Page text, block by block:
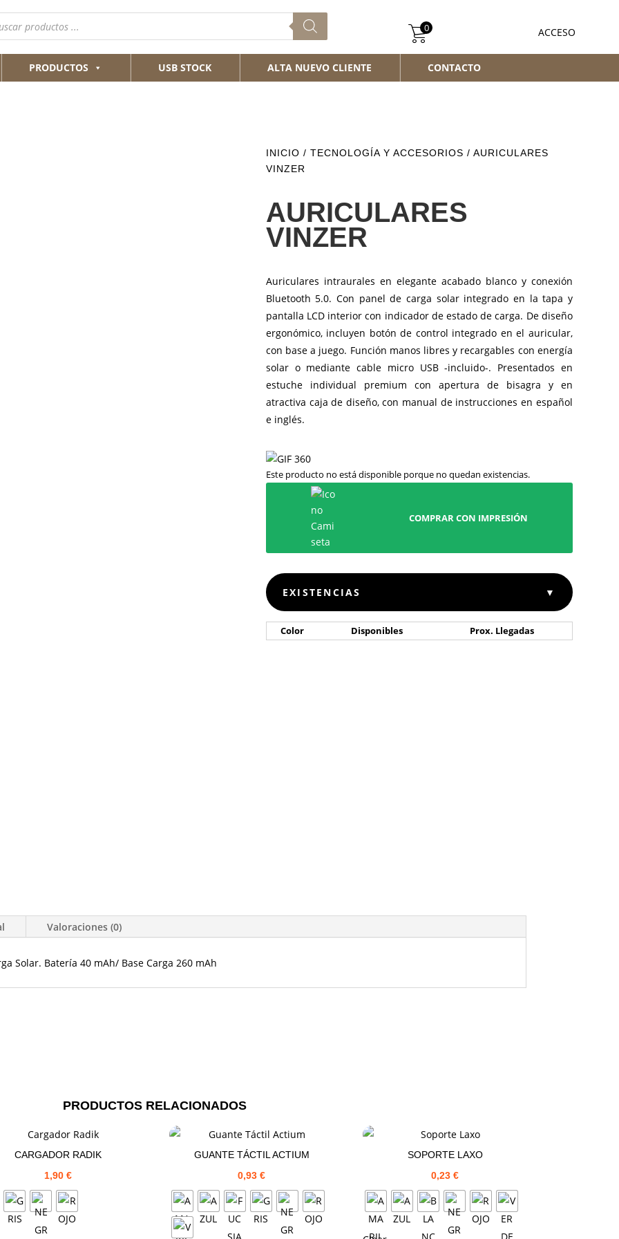
ACCESO
0
PRODUCTOS USB STOCK ALTA NUEVO CLIENTE CONTACTO
INICIO / TECNOLOGÍA Y ACCESORIOS / AURICULARES
VINZER
AURICULARES
VINZER
Auriculares intraurales en elegante acabado blanco y conexión
Bluetooth 5.0. Con panel de carga solar integrado en la tapa y
pantalla LCD interior con indicador de estado de carga. De diseño
ergonómico, incluyen botón de control integrado en el auricular,
con base a juego. Función manos libres y recargables con energía
solar o mediante cable micro USB -incluido-. Presentados en
estuche individual premium con apertura de bisagra y en
atractiva caja de diseño, con manual de instrucciones en español
e inglés.
Este producto no está disponible porque no quedan existencias.
COMPRAR CON IMPRESIÓN
EXISTENCIAS ▼
Color Disponibles Prox. Llegadas
Valoraciones (0)
Solar. Batería 40 mAh/ Base Carga 260 mAh
PRODUCTOS RELACIONADOS
CARGADOR RADIK
1,90 €
GUANTE TÁCTIL ACTIUM
0,93€
SOPORTE LAXO
0,23€